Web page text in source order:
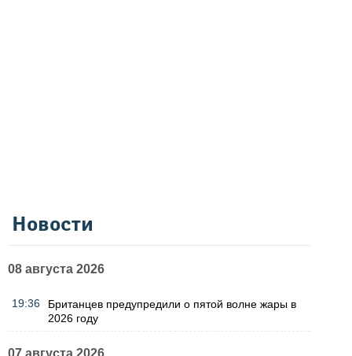
Новости
08 августа 2026
19:36
Британцев предупредили о пятой волне жары в
2026 году
07 августа 2026